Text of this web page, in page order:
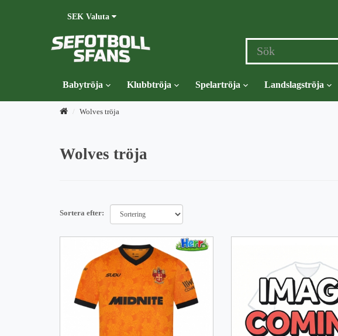
SEK Valuta
Babytröja Klubbtröja Spelartröja Landslagströja
Wolves tröja
Wolves tröja
Sortera efter: